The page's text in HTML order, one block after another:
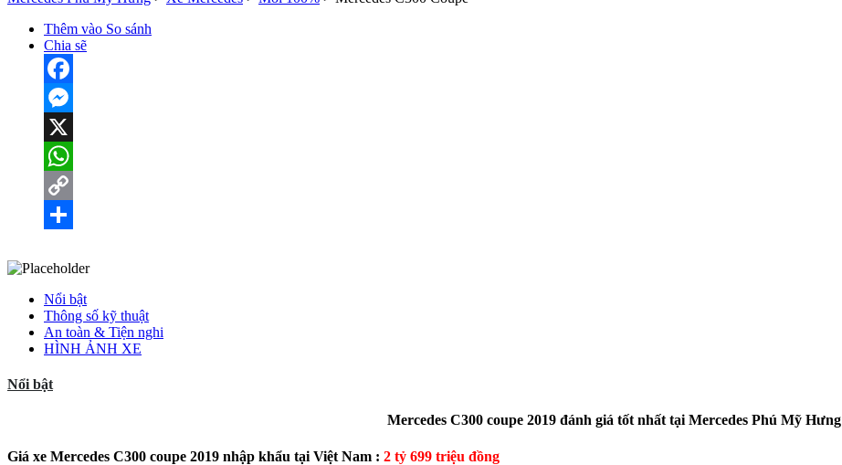
Thêm vào So sánh
Chia sẽ
Facebook
Messenger
X
WhatsApp
Copy
Nổi bật
Thông số kỹ thuật
An toàn & Tiện nghi
HÌNH ẢNH XE
Nổi bật
Mercedes C300 coupe 2019 đánh giá tốt nhất tại Mercedes Phú Mỹ Hưng
Giá xe Mercedes C300 coupe 2019 nhập khẩu tại Việt Nam : 2 tỷ 699 triệu đồng